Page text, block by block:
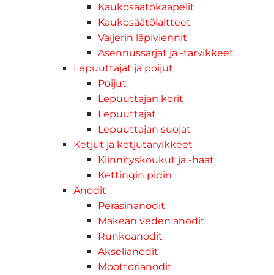
Kaukosäätökaapelit
Kaukosäätölaitteet
Vaijerin läpiviennit
Asennussarjat ja -tarvikkeet
Lepuuttajat ja poijut
Poijut
Lepuuttajan korit
Lepuuttajat
Lepuuttajan suojat
Ketjut ja ketjutarvikkeet
Kiinnityskoukut ja -haat
Kettingin pidin
Anodit
Peräsinanodit
Makean veden anodit
Runkoanodit
Akselianodit
Moottorianodit